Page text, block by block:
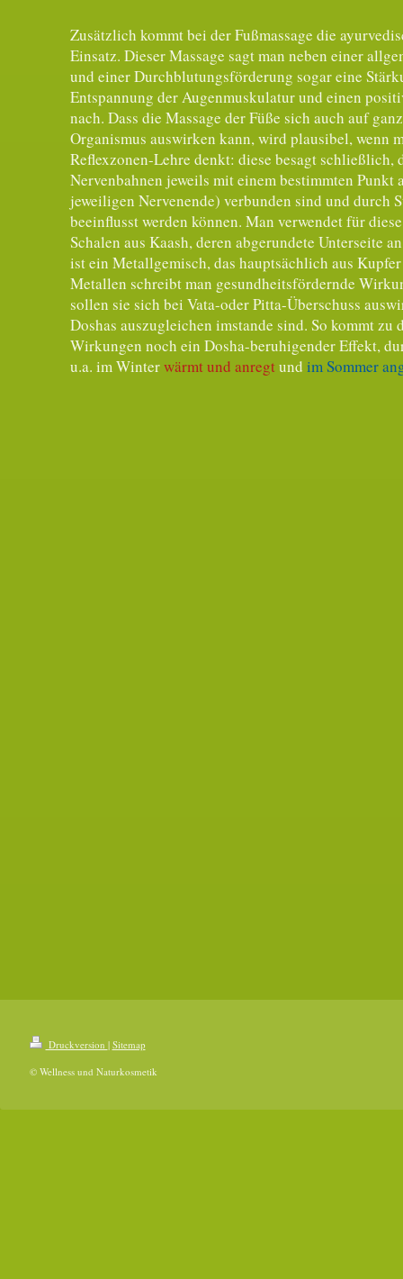
Zusätzlich kommt bei der Fußmassage die
Einsatz. Dieser Massage sagt man neben einer
und einer Durchblutungsförderung sogar eine
Entspannung der Augenmuskulatur und einen
nach. Dass die Massage der Füße sich auch auf
Organismus auswirken kann, wird plausibel, wenn
Reflexzonen-Lehre denkt: diese besagt schließlich,
Nervenbahnen jeweils mit einem bestimmten Punkt
jeweiligen Nervenende) verbunden sind und durch
beeinflusst werden können. Man verwendet für
Schalen aus Kaash, deren abgerundete Unterseite
ist ein Metallgemisch, das hauptsächlich aus
Metallen schreibt man gesundheitsfördernde
sollen sie sich bei Vata-oder Pitta-Überschuss
Doshas auszugleichen imstande sind. So kommt zu
Wirkungen noch ein Dosha-beruhigender Effekt,
u.a. im Winterwärmt und anregtund im Sommer
Druckversion | Sitemap
© Wellness und Naturkosmetik